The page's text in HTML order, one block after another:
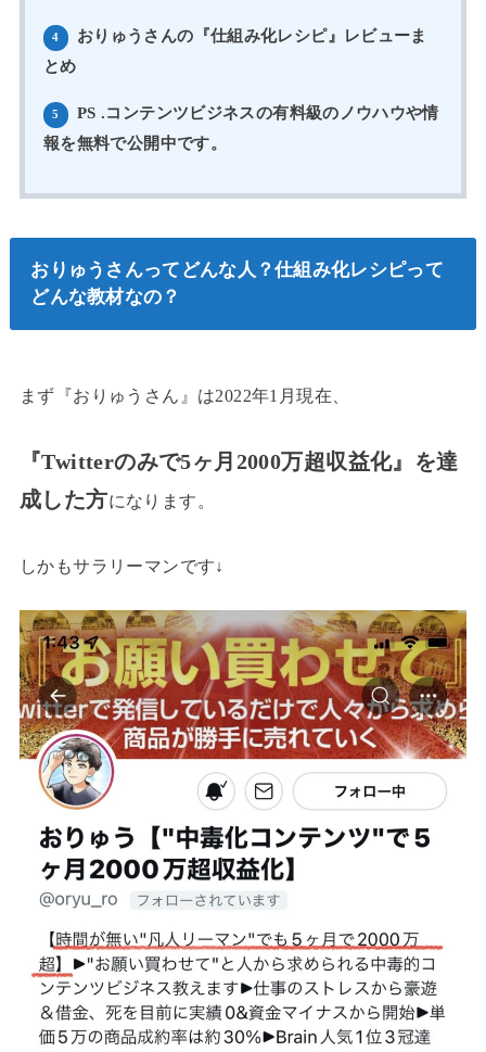
4
おりゅうさんの『仕組み化レシピ』レビューま
とめ
5
PS .コンテンツビジネスの有料級のノウハウや情
報を無料で公開中です。
おりゅうさんってどんな人？仕組み化レシピって
どんな教材なの？
まず『おりゅうさん』は2022年1月現在、
『Twitterのみで5ヶ月2000万超収益化』を達
成した方になります。
しかもサラリーマンです↓